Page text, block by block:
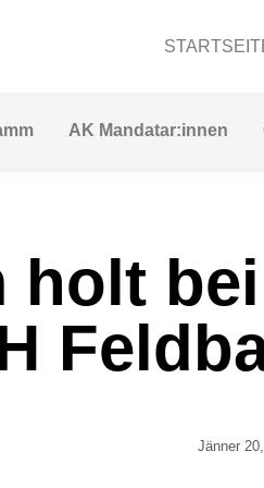
AK Mandatar:innen
holt
Jänner